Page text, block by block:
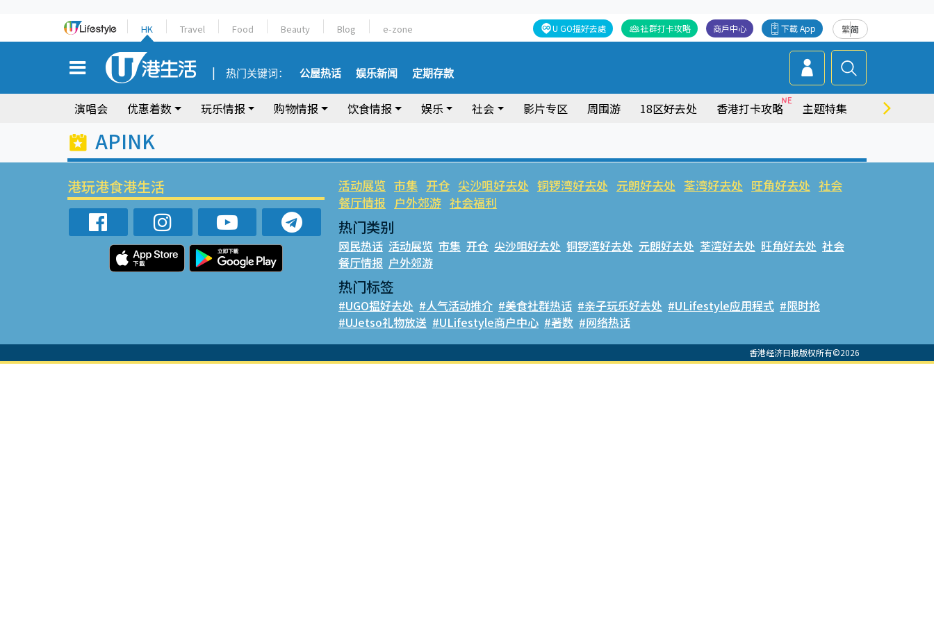
HK Travel Food Beauty Blog e-zone 繁简
下載 App
商戶中心
社群打卡攻略
U GO搵好去處
热门关键词： 公屋热话 娱乐新闻 定期存款
演唱会 优惠着数 玩乐情报 购物情报 饮食情报 娱乐 社会 影片专区 周围游 18区好去处 香港打卡攻略 主题特集 商场情报
APINK
港玩港食港生活 活动展览 市集 开仓 尖沙咀好去处 铜锣湾好去处 元朗好去处 荃湾好去处 旺角好去处 社会
餐厅情报 户外郊游 社会福利
热门类别
网民热话 活动展览 市集 开仓 尖沙咀好去处 铜锣湾好去处 元朗好去处 荃湾好去处 旺角好去处 社会
餐厅情报 户外郊游
热门标签
#UGO揾好去处 #人气活动推介 #美食社群热话 #亲子玩乐好去处 #ULifestyle应用程式 #限时抢
#UJetso礼物放送 #ULifestyle商户中心 #著数 #网络热话
香港经济日报版权所有©2026